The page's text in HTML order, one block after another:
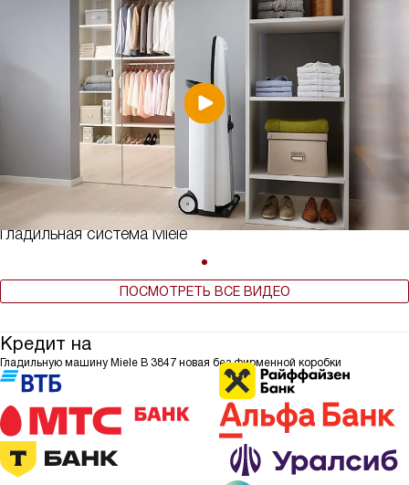
Гладильная система Miele
ПОСМОТРЕТЬ ВСЕ ВИДЕО
Кредит на
Гладильную машину Miele B 3847 новая без фирменной коробки